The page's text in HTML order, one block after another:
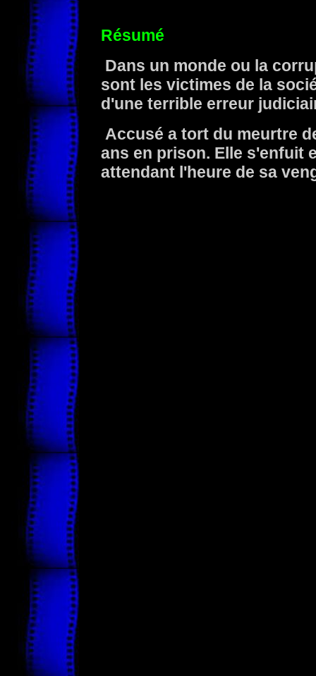
Résumé
Dans un monde ou la
sont les victimes de la
d'une terrible erreur
Accusé a tort du meurtre
ans en prison. Elle s'enfuit
attendant l'heure de sa